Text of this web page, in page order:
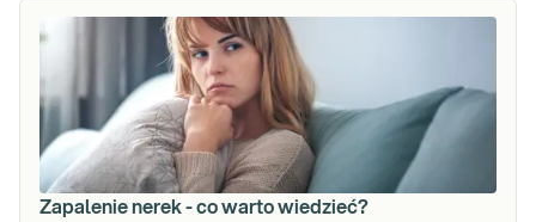
Zapalenie nerek - co warto wiedzieć?